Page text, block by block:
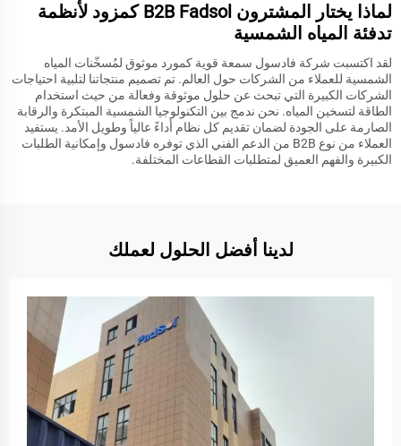
لماذا يختار المشترون B2B Fadsol كمزود لأنظمة
تدفئة المياه الشمسية
لقد اكتسبت شركة فادسول سمعة قوية كمورد موثوق لمُسخّنات المياه
الشمسية للعملاء من الشركات حول العالم. تم تصميم منتجاتنا لتلبية احتياجات
الشركات الكبيرة التي تبحث عن حلول موثوقة وفعالة من حيث استخدام
الطاقة لتسخين المياه. نحن ندمج بين التكنولوجيا الشمسية المبتكرة والرقابة
الصارمة على الجودة لضمان تقديم كل نظام أداءً عالياً وطويل الأمد. يستفيد
العملاء من نوع B2B من الدعم الفني الذي توفره فادسول وإمكانية الطلبات
الكبيرة والفهم العميق لمتطلبات القطاعات المختلفة.
لدينا أفضل الحلول لعملك